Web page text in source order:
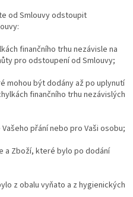
od Smlouvy odstoupit
finančního trhu nezávisle na
pro odstoupení od Smlouvy;
mohou být dodány až po uplynutí
finančního trhu nezávislých
přání nebo pro Vaši osobu;
a Zboží, které bylo po dodání
z obalu vyňato a z hygienických